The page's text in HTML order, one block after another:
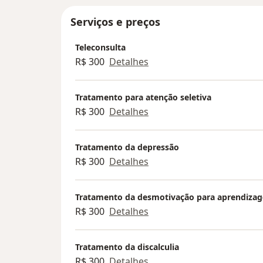
Ou seja, mesmo que o psicólogo não
saúde, você pode fazer terapia com
devolvido.
Isso é permitido por lei?
Sim. A Lei nº 9.656/98 (Lei dos
devem oferecer cobertura para
* Não há profissional disponível na
* Há demora para agendamento.
* O plano não oferece especialistas
Além disso, muitos planos oferecem
livre do paciente, mesmo sem
Serviços e preços
Teleconsulta
R$ 300 Detalhes
Tratamento para atenção seletiva
R$ 300 Detalhes
Tratamento da depressão
R$ 300 Detalhes
Tratamento da desmotivação para
R$ 300 Detalhes
Tratamento da discalculia